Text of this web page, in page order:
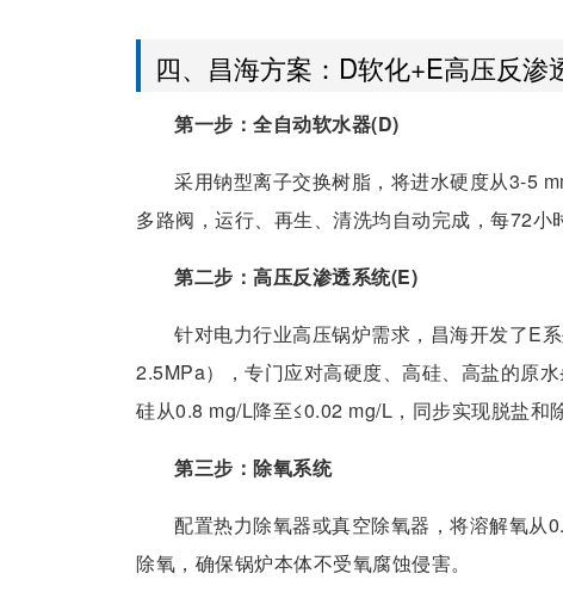
四、昌海方案：D软化+E高压反渗
第一步：全自动软水器(D)
采用钠型离子交换树脂，将进水硬度从3-5
多路阀，运行、再生、清洗均自动完成，每72小
第二步：高压反渗透系统(E)
针对电力行业高压锅炉需求，昌海开发了E
2.5MPa），专门应对高硬度、高硅、高盐的原
硅从0.8 mg/L降至≤0.02 mg/L，同步实现脱盐和
第三步：除氧系统
配置热力除氧器或真空除氧器，将溶解氧从
除氧，确保锅炉本体不受氧腐蚀侵害。